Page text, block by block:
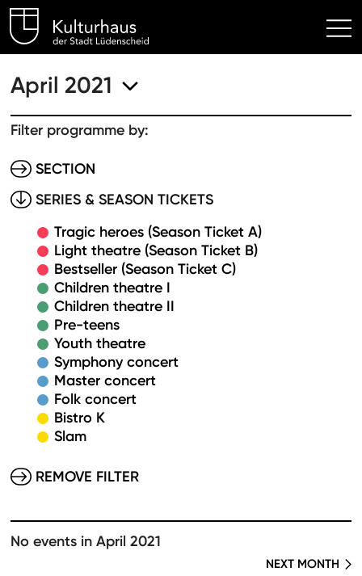
Kulturhaus Lüdenscheid
April 2021
Filter programme by:
SECTION
SERIES & SEASON TICKETS
Tragic heroes (Season Ticket A)
Light theatre (Season Ticket B)
Bestseller (Season Ticket C)
Children theatre I
Children theatre II
Pre-teens
Youth theatre
Symphony concert
Master concert
Folk concert
Bistro K
Slam
REMOVE FILTER
No events in April 2021
NEXT MONTH